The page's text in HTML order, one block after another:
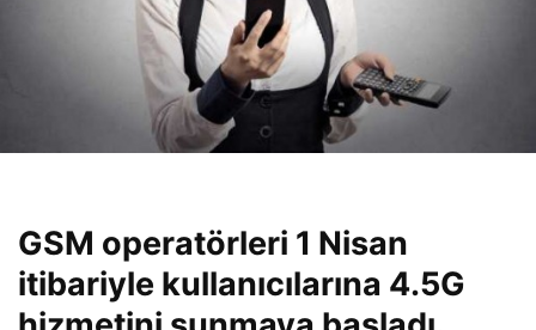
GSM operatörleri 1 Nisan
itibariyle kullanıcılarına 4.5G